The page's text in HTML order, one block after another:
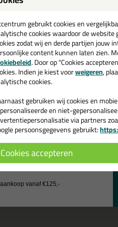
gebruiken het e-mailadres alleen om
nee
gebruikt cookies en
cookies waardoor de
zodat wij en derde partijen jouw
content kunnen laten zien.
. Door op "Cookies
Indien je kiest voorweigeren,
cookies.
gebruiken wij cookies en
en niet-
via partners
persoonsgegevens gebruikt:
Cookies accepteren
💚
en ontvang een
€35,-bij je eerste bestelling!
de actiecode ›
geen cadeau
vanaf €125,-